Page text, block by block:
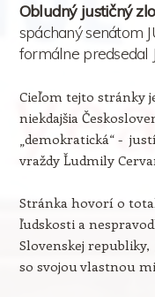
Obludný justičný
spáchaný senátom
formálne predsedal
Cieľom tejto stránky
niekdajšia
„demokratická“ -
vraždy Ľudmily
Stránka hovorí o
ľudskosti a
Slovenskej
so svojou vlastnou